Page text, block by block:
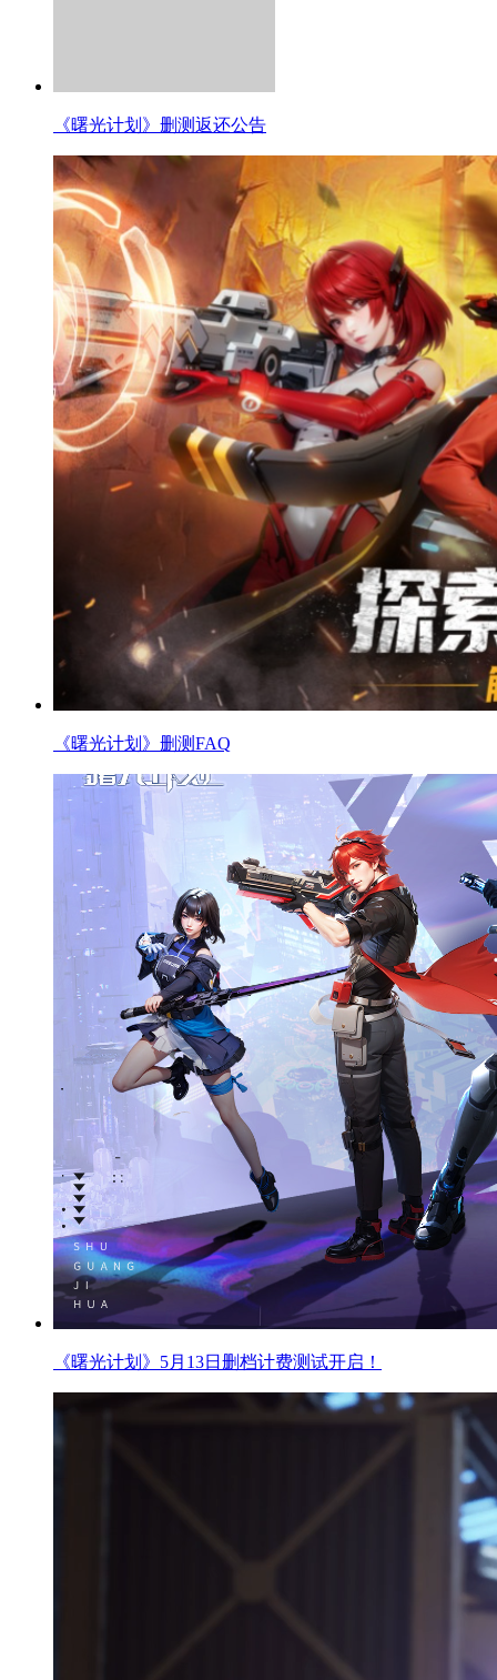
《曙光计划》删测返还公告
《曙光计划》删测FAQ